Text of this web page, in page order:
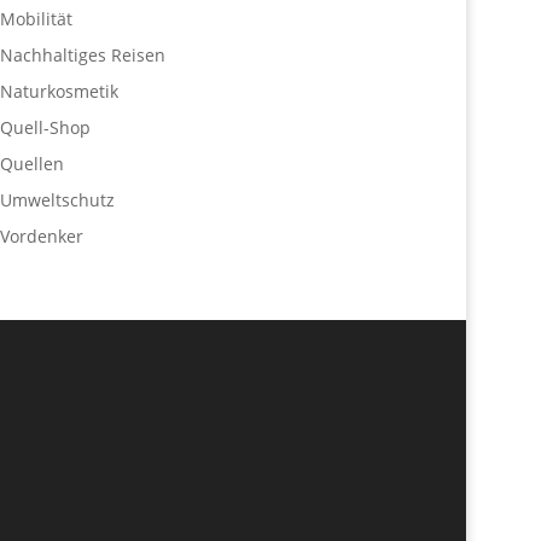
Mobilität
Nachhaltiges Reisen
Naturkosmetik
Quell-Shop
Quellen
Umweltschutz
Vordenker